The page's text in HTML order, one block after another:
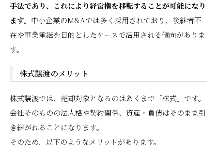
手法であり、これにより経営権を移転することが可能になり
ます。 中小企業のM&Aでは多く採用されており、後継者不
在や事業承継を目的としたケースで活用される傾向がありま
す。
株式譲渡のメリット
株式譲渡では、売却対象となるのはあくまで「株式」です。
会社そのものの法人格や契約関係、資産・負債はそのまま引
き継がれることになります。
そのため、以下のようなメリットがあります。